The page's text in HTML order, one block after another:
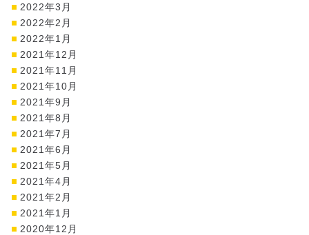
2022年3月
2022年2月
2022年1月
2021年12月
2021年11月
2021年10月
2021年9月
2021年8月
2021年7月
2021年6月
2021年5月
2021年4月
2021年2月
2021年1月
2020年12月